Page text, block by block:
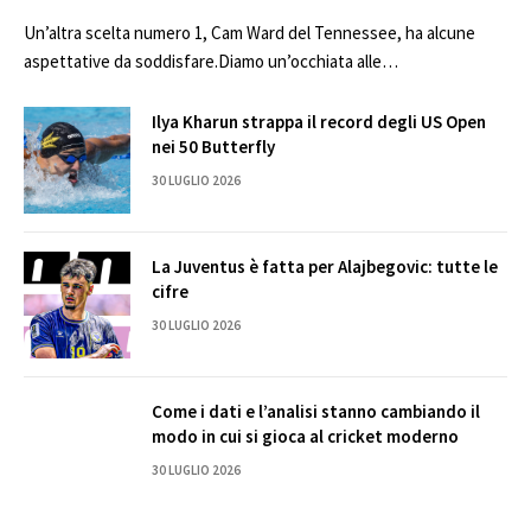
Un’altra scelta numero 1, Cam Ward del Tennessee, ha alcune
aspettative da soddisfare.Diamo un’occhiata alle…
Ilya Kharun strappa il record degli US Open
nei 50 Butterfly
30 LUGLIO 2026
La Juventus è fatta per Alajbegovic: tutte le
cifre
30 LUGLIO 2026
Come i dati e l’analisi stanno cambiando il
modo in cui si gioca al cricket moderno
30 LUGLIO 2026